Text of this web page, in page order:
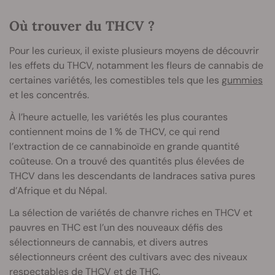
Où trouver du THCV ?
Pour les curieux, il existe plusieurs moyens de découvrir
les effets du THCV, notamment les fleurs de cannabis de
certaines variétés, les comestibles tels que les gummies
et les concentrés.
À l’heure actuelle, les variétés les plus courantes
contiennent moins de 1 % de THCV, ce qui rend
l’extraction de ce cannabinoïde en grande quantité
coûteuse. On a trouvé des quantités plus élevées de
THCV dans les descendants de landraces sativa pures
d’Afrique et du Népal.
La sélection de variétés de chanvre riches en THCV et
pauvres en THC est l’un des nouveaux défis des
sélectionneurs de cannabis, et divers autres
sélectionneurs créent des cultivars avec des niveaux
respectables de THCV et de THC.